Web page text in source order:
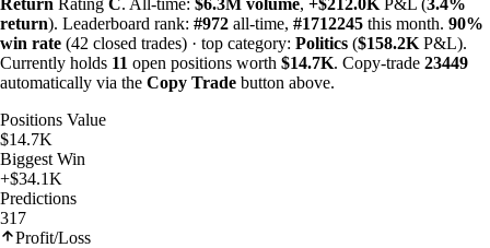
return). Leaderboard rank: #972 all-time, #1712245 this month. 90%
win rate (42 closed trades) · top category: Politics ($158.2K P&L).
Currently holds 11 open positions worth $14.7K. Copy-trade 23449
automatically via the Copy Trade button above.
Positions Value
$14.7K
Biggest Win
+$34.1K
Predictions
317
Profit/Loss